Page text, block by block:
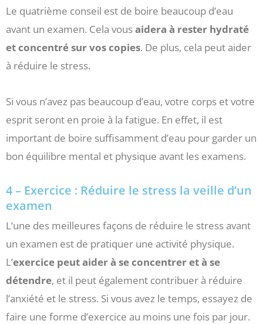
Le quatrième conseil est de boire beaucoup d’eau
avant un examen. Cela vousaidera à rester hydraté
et concentré sur vos copies. De plus, cela peut aider
à réduire le stress.
Si vous n’avez pas beaucoup d’eau, votre corps et votre
esprit seront en proie à la fatigue. En effet, il est
important de boire suffisamment d’eau pour garder un
bon équilibre mental et physique avant les examens.
4 – Exercice : Réduire le stress la veille d’un
examen
L’une des meilleures façons de réduire le stress avant
un examen est de pratiquer une activité physique.
L’exercice peut aider à se concentrer et à se
détendre, et il peut également contribuer à réduire
l’anxiété et le stress. Si vous avez le temps, essayez de
faire une forme d’exercice au moins une fois par jour.